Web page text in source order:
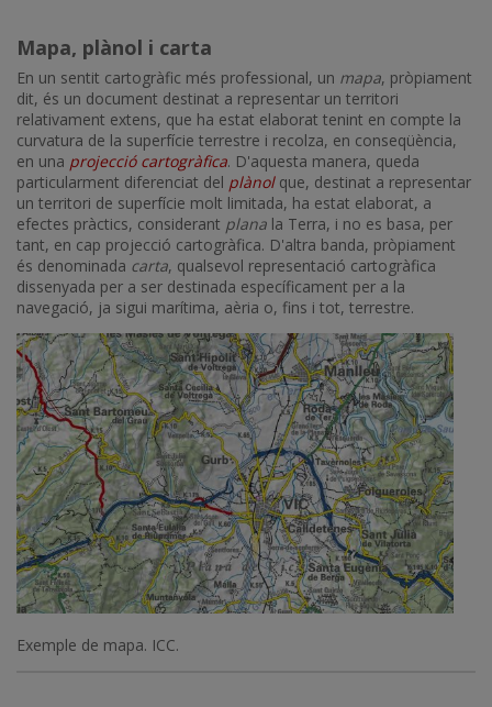
Mapa, plànol i carta
En un sentit cartogràfic més professional, un mapa, pròpiament
dit, és un document destinat a representar un territori
relativament extens, que ha estat elaborat tenint en compte la
curvatura de la superfície terrestre i recolza, en conseqüència,
en una projecció cartogràfica. D'aquesta manera, queda
particularment diferenciat del plànol que, destinat a representar
un territori de superfície molt limitada, ha estat elaborat, a
efectes pràctics, considerant plana la Terra, i no es basa, per
tant, en cap projecció cartogràfica. D'altra banda, pròpiament
és denominada carta, qualsevol representació cartogràfica
dissenyada per a ser destinada específicament per a la
navegació, ja sigui marítima, aèria o, fins i tot, terrestre.
Imatge
Exemple de mapa. ICC.